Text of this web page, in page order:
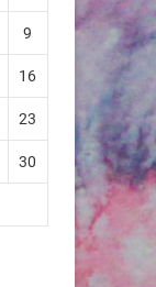
9
16
23
30